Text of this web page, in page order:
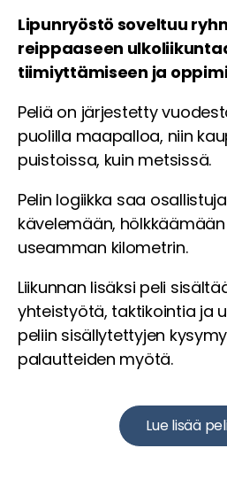
Lipunryöstö soveltuu
reippaaseen
tiimiyttämiseen ja
Peliä on järjestetty
puolilla maapalloa, niin
puistoissa, kuin metsissä.
Pelin logiikka saa
kävelemään,
useamman kilometrin.
Liikunnan lisäksi peli
yhteistyötä, taktikointia ja
peliin sisällytettyjen
palautteiden myötä.
Lue lisää